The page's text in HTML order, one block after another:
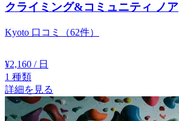
クライミング&コミュニティ ノア
Kyoto 口コミ（62件）
¥2,160 / 日
1 種類
詳細を見る